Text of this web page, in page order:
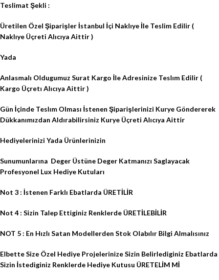
Teslimat Şekli :
Üretilen Özel Şiparişler İstanbul İçi Naklıye İle Teslim Edilir (
Naklıye Üçreti Alıcıya Aittir )
Yada
Anlasmalı Oldugumuz Surat Kargo İleAdresinize Teslım Edilir (
Kargo Üçretı Alıcıya Aittir )
Gün İçinde Teslım Olması İstenen Şiparişlerinizi Kurye Göndererek
Dükkanımızdan Aldırabilirsiniz Kurye Üçreti Alıcıya Aittir
Hediyelerinizi Yada Ürünlerinizin
Sunumunlarına Deger Üstüne Deger Katmanızı Saglayacak
Profesyonel Lux Hediye Kutuları
Not 3 : İstenen Farklı Ebatlarda ÜRETİLİR
Not 4 : Sizin Talep Ettiginiz Renklerde ÜRETİLEBİLİR
NOT 5 : En Hızlı Satan Modellerden Stok Olabılır Bilgi Almalısınız
Elbette Size Özel Hediye Projelerinize Sizin Belirlediginiz Ebatlarda
Sizin İstediginiz Renklerde Hediye Kutusu ÜRETELİM Mİ